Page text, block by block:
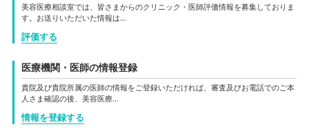
美容医療相談室では、皆さまからのクリニック・医師評価情報を募集しておりま
す。お送りいただいた情報は…
評価する
医療機関・医師の情報登録
貴院及び貴院所属の医師の情報をご登録いただければ、審査及びお電話でのご本
人さま確認の後、美容医療…
情報を登録する